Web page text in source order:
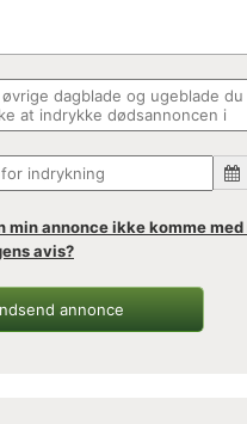
min annonce ikke komme med
avis?
annonce